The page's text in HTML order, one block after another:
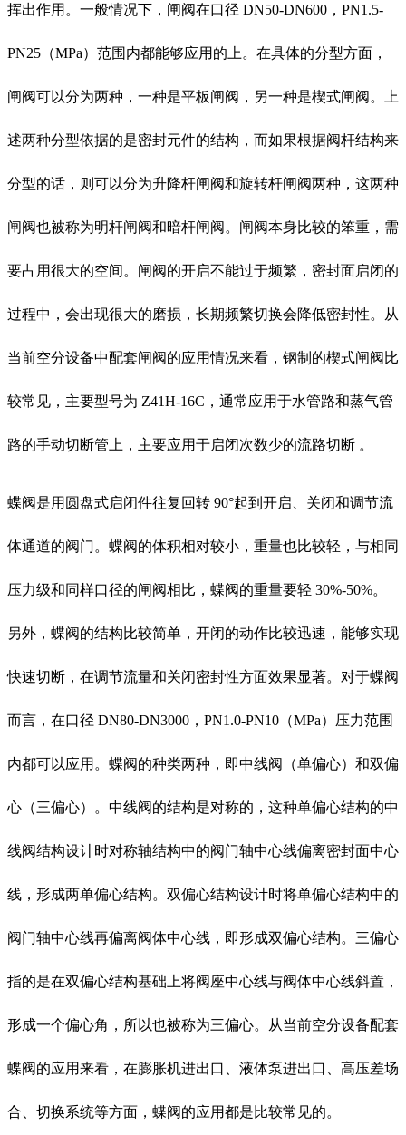
挥出作用。一般情况下，闸阀在口径 DN50-DN600，PN1.5-
PN25（MPa）范围内都能够应用的上。在具体的分型方面，
闸阀可以分为两种，一种是平板闸阀，另一种是楔式闸阀。上
述两种分型依据的是密封元件的结构，而如果根据阀杆结构来
分型的话，则可以分为升降杆闸阀和旋转杆闸阀两种，这两种
闸阀也被称为明杆闸阀和暗杆闸阀。闸阀本身比较的笨重，需
要占用很大的空间。闸阀的开启不能过于频繁，密封面启闭的
过程中，会出现很大的磨损，长期频繁切换会降低密封性。从
当前空分设备中配套闸阀的应用情况来看，钢制的楔式闸阀比
较常见，主要型号为 Z41H-16C，通常应用于水管路和蒸气管
路的手动切断管上，主要应用于启闭次数少的流路切断 。
蝶阀是用圆盘式启闭件往复回转 90°起到开启、关闭和调节流
体通道的阀门。蝶阀的体积相对较小，重量也比较轻，与相同
压力级和同样口径的闸阀相比，蝶阀的重量要轻 30%-50%。
另外，蝶阀的结构比较简单，开闭的动作比较迅速，能够实现
快速切断，在调节流量和关闭密封性方面效果显著。对于蝶阀
而言，在口径 DN80-DN3000，PN1.0-PN10（MPa）压力范围
内都可以应用。蝶阀的种类两种，即中线阀（单偏心）和双偏
心（三偏心）。中线阀的结构是对称的，这种单偏心结构的中
线阀结构设计时对称轴结构中的阀门轴中心线偏离密封面中心
线，形成两单偏心结构。双偏心结构设计时将单偏心结构中的
阀门轴中心线再偏离阀体中心线，即形成双偏心结构。三偏心
指的是在双偏心结构基础上将阀座中心线与阀体中心线斜置，
形成一个偏心角，所以也被称为三偏心。从当前空分设备配套
蝶阀的应用来看，在膨胀机进出口、液体泵进出口、高压差场
合、切换系统等方面，蝶阀的应用都是比较常见的。